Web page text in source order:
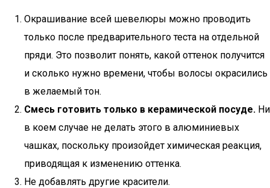
Окрашивание всей шевелюры можно проводить
только после предварительного теста на отдельной
пряди. Это позволит понять, какой оттенок получится
и сколько нужно времени, чтобы волосы окрасились
в желаемый тон.
Смесь готовить только в керамической посуде. Ни
в коем случае не делать этого в алюминиевых
чашках, поскольку произойдет химическая реакция,
приводящая к изменению оттенка.
Не добавлять другие красители.